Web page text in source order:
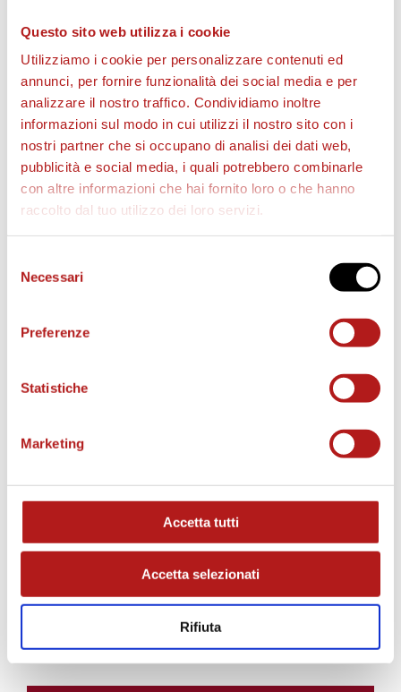
Questo sito web utilizza i cookie
Utilizziamo i cookie per personalizzare contenuti ed
annunci, per fornire funzionalità dei social media e per
analizzare il nostro traffico. Condividiamo inoltre
informazioni sul modo in cui utilizzi il nostro sito con i
nostri partner che si occupano di analisi dei dati web,
pubblicità e social media, i quali potrebbero combinarle
con altre informazioni che hai fornito loro o che hanno
raccolto dal tuo utilizzo dei loro servizi.
delNecessari
Preferenze
Statistiche
Marketing
Accetta tutti
Accetta selezionati
Rifiuta
BIGLIETTI
AS CITTADELLA STORE